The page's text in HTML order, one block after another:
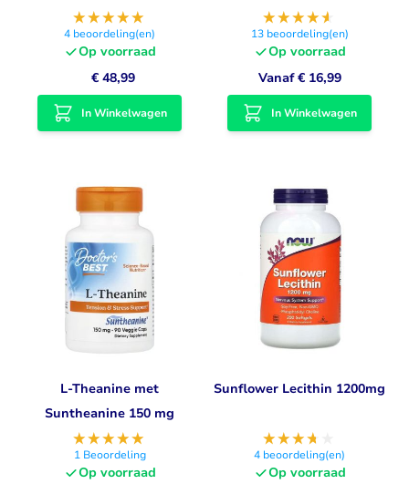
4 beoordeling(en)
Op voorraad
€ 48,99
In Winkelwagen
13 beoordeling(en)
Op voorraad
Vanaf€ 16,99
In Winkelwagen
L-Theanine met
Suntheanine 150 mg
1 Beoordeling
Op voorraad
Sunflower Lecithin 1200mg
4 beoordeling(en)
Op voorraad